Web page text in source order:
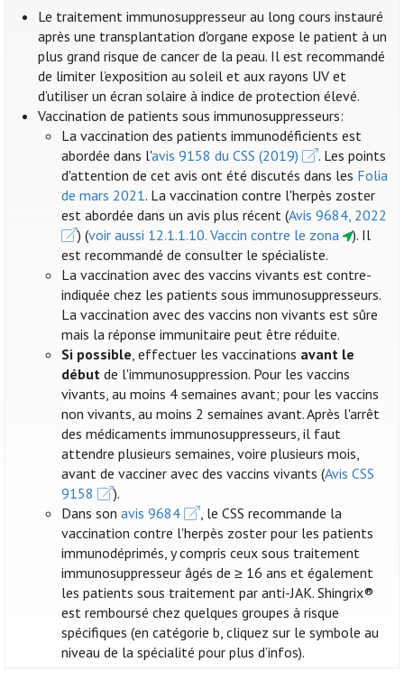
Le traitement immunosuppresseur au long cours instauré
après une transplantation d'organe expose le patient à un
plus grand risque de cancer de la peau. Il est recommandé
de limiter l’exposition au soleil et aux rayons UV et
d’utiliser un écran solaire à indice de protection élevé.
Vaccination de patients sous immunosuppresseurs:
La vaccination des patients immunodéficients est
abordée dans l'avis 9158 du CSS (2019)
. Les points
d'attention de cet avis ont été discutés dans les Folia
de mars 2021. La vaccination contre l'herpès zoster
est abordée dans un avis plus récent (Avis 9684, 2022
) (voir aussi 12.1.1.10. Vaccin contre le zona
). Il
est recommandé de consulter le spécialiste.
La vaccination avec des vaccins vivants est contre-
indiquée chez les patients sous immunosuppresseurs.
La vaccination avec des vaccins non vivants est sûre
mais la réponse immunitaire peut être réduite.
Si possible, effectuer les vaccinations avant le
début de l'immunosuppression. Pour les vaccins
vivants, au moins 4 semaines avant; pour les vaccins
non vivants, au moins 2 semaines avant. Après l'arrêt
des médicaments immunosuppresseurs, il faut
attendre plusieurs semaines, voire plusieurs mois,
avant de vacciner avec des vaccins vivants (Avis CSS
9158
).
Dans sonavis 9684
, le CSS recommande la
vaccination contre l'herpès zoster pour les patients
immunodéprimés, y compris ceux sous traitement
immunosuppresseur âgés de ≥ 16 ans et également
les patients sous traitement par anti-JAK. Shingrix®
est remboursé chez quelques groupes à risque
spécifiques (en catégorie b, cliquez sur le symbole au
niveau de la spécialité pour plus d’infos).